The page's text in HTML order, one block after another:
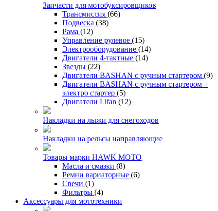
Запчасти для мотобуксировщиков
Трансмиссия (66)
Подвеска (38)
Рама (12)
Управление рулевое (15)
Электрооборудование (14)
Двигатели 4-тактные (14)
Звезды (22)
Двигатели BASHAN с ручным стартером (9)
Двигатели BASHAN с ручным стартером +
электро стартер (5)
Двигатели Lifan (12)
Накладки на лыжи для снегоходов
Накладки на рельсы направляющие
Товары марки HAWK MOTO
Масла и смазки (8)
Ремни вариаторные (6)
Свечи (1)
Фильтры (4)
Аксессуары для мототехники